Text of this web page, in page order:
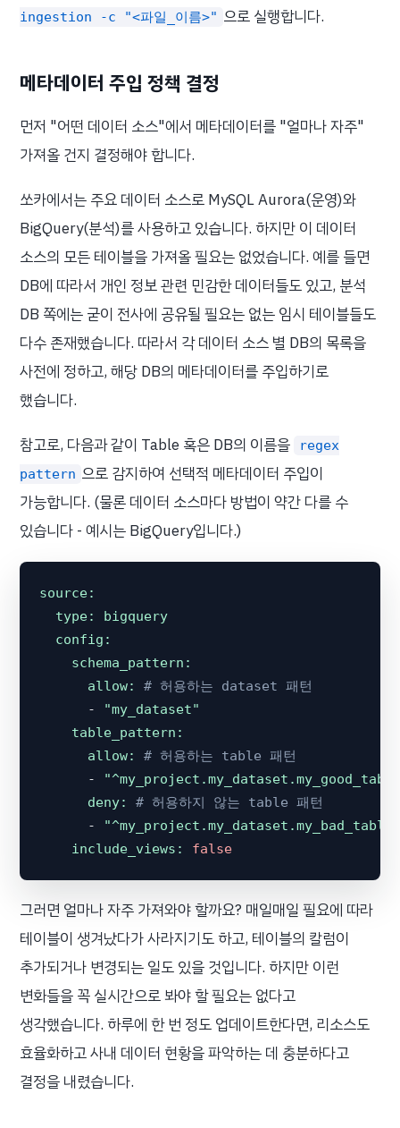
ingestion -c "<파일_이름>" 으로 실행합니다.
메타데이터 주입 정책 결정
먼저 "어떤 데이터 소스"에서 메타데이터를 "얼마나 자주"
가져올 건지 결정해야 합니다.
쏘카에서는 주요 데이터 소스로 MySQL Aurora(운영)와
BigQuery(분석)를 사용하고 있습니다. 하지만 이 데이터
소스의 모든 테이블을 가져올 필요는 없었습니다. 예를 들면
DB에 따라서 개인 정보 관련 민감한 데이터들도 있고, 분석
DB 쪽에는 굳이 전사에 공유될 필요는 없는 임시 테이블들도
다수 존재했습니다. 따라서 각 데이터 소스 별 DB의 목록을
사전에 정하고, 해당 DB의 메타데이터를 주입하기로
했습니다.
참고로, 다음과 같이 Table 혹은 DB의 이름을
regex
pattern 으로 감지하여 선택적 메타데이터 주입이
가능합니다. (물론 데이터 소스마다 방법이 약간 다를 수
있습니다 - 예시는 BigQuery입니다.)
source:
type:
bigquery
config:
schema_pattern:
allow:
# 허용하는 dataset 패턴
-
"my_dataset"
table_pattern:
allow:
# 허용하는 table 패턴
-
deny:
# 허용하지 않는 table 패턴
-
include_views:
false
그러면 얼마나 자주 가져와야 할까요? 매일매일 필요에 따라
테이블이 생겨났다가 사라지기도 하고, 테이블의 칼럼이
추가되거나 변경되는 일도 있을 것입니다. 하지만 이런
변화들을 꼭 실시간으로 봐야 할 필요는 없다고
생각했습니다. 하루에 한 번 정도 업데이트한다면, 리소스도
효율화하고 사내 데이터 현황을 파악하는 데 충분하다고
결정을 내렸습니다.